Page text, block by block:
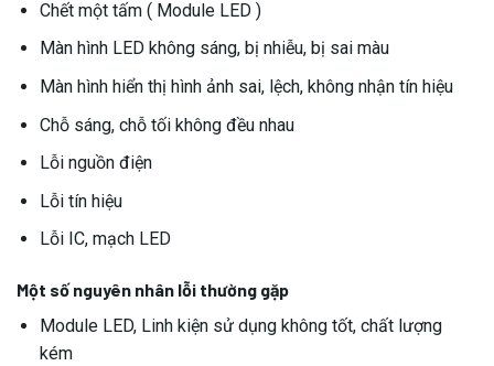
Chết một tấm ( Module LED )
Màn hình LED không sáng, bị nhiễu, bị sai màu
Màn hình hiển thị hình ảnh sai, lệch, không nhận tín hiệu
Chỗ sáng, chỗ tối không đều nhau
Lỗi nguồn điện
Lỗi tín hiệu
Lỗi IC, mạch LED
Một số nguyên nhân lỗi thường gặp
Module LED, Linh kiện sử dụng không tốt, chất lượng
kém